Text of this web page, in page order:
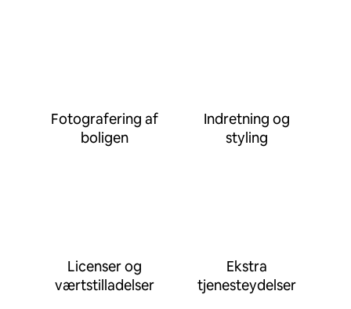
Fotografering af
boligen
Indretning og
styling
Licenser og
værtstilladelser
Ekstra
tjenesteydelser